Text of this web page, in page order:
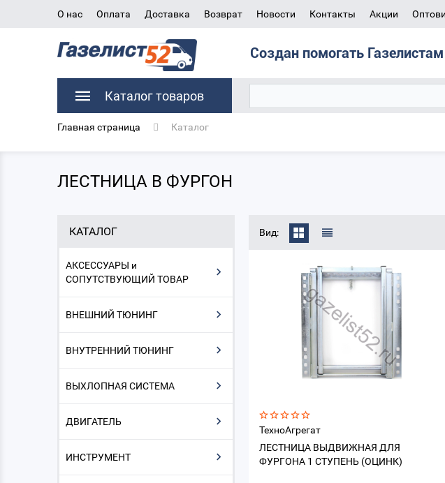
О нас Оплата Доставка Возврат Новости Контакты Акции
Создан помогать
Каталог товаров
Главная страница Каталог
ЛЕСТНИЦА В ФУРГОН
КАТАЛОГ
АКСЕССУАРЫ и
СОПУТСТВУЮЩИЙ ТОВАР
ВНЕШНИЙ ТЮНИНГ
ВНУТРЕННИЙ ТЮНИНГ
ВЫХЛОПНАЯ СИСТЕМА
ДВИГАТЕЛЬ
ИНСТРУМЕНТ
Вид:
ТехноАгрегат
ЛЕСТНИЦА ВЫДВИЖНАЯ ДЛЯ
ФУРГОНА 1 СТУПЕНЬ (ОЦИНК)